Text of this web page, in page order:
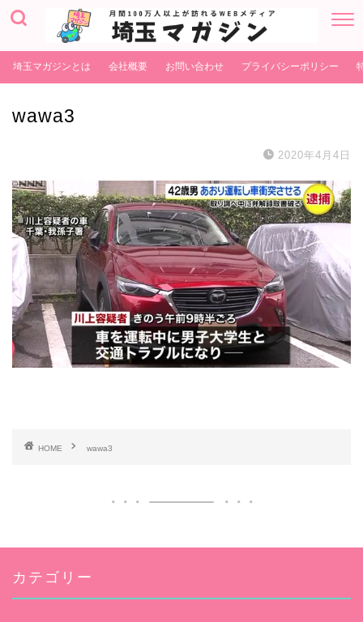
埼玉マガジンとは 会社概要 お問い合わせ プライバシーポリシー
wawa3
2020年4月4日
HOME wawa3
カテゴリー